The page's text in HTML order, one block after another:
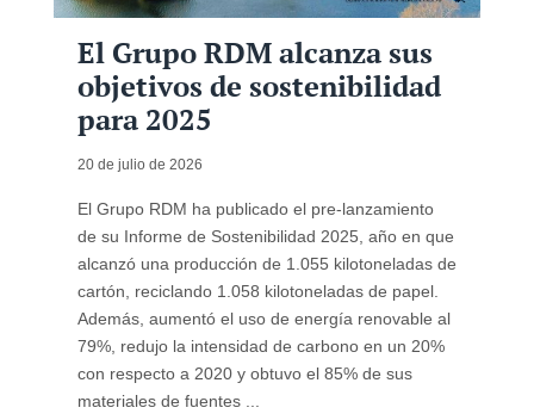
El Grupo RDM alcanza sus
objetivos de sostenibilidad
para 2025
20 de julio de 2026
El Grupo RDM ha publicado el pre-lanzamiento
de su Informe de Sostenibilidad 2025, año en que
alcanzó una producción de 1.055 kilotoneladas de
cartón, reciclando 1.058 kilotoneladas de papel.
Además, aumentó el uso de energía renovable al
79%, redujo la intensidad de carbono en un 20%
con respecto a 2020 y obtuvo el 85% de sus
materiales de fuentes ...